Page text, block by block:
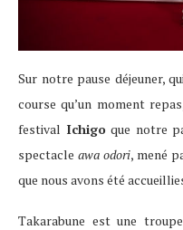
Sur notre pause déjeuner,
course qu’un moment
festival Ichigoque notre
spectacle awa odori, mené
que nous avons été
Takarabune est une